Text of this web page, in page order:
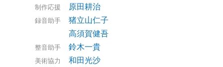
制作応援 原田耕治
録音助手
猪立山仁子
高須賀健吾
整音助手 鈴木一貴
美術協力 和田光沙